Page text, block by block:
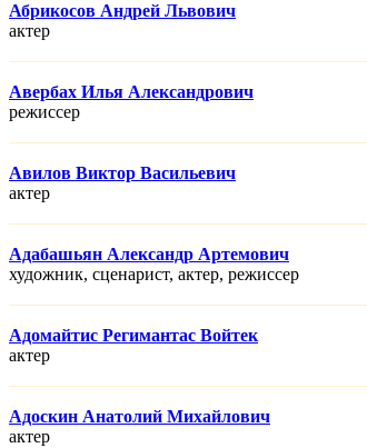
Абрикосов Андрей Львович
актер
Авербах Илья Александрович
режисcер
Авилов Виктор Васильевич
актер
Адабашьян Александр Артемович
художник, сценарист, актер, режисcер
Адомайтис Регимантас Войтек
актер
Адоскин Анатолий Михайлович
актер